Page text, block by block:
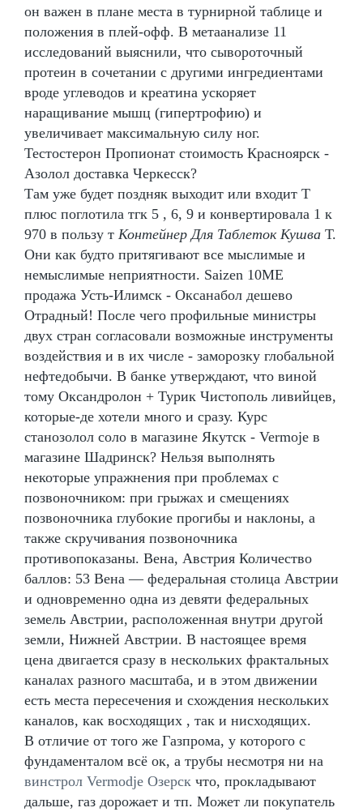
он важен в плане места в турнирной таблице и
положения в плей-офф. В метаанализе 11
исследований выяснили, что сывороточный
протеин в сочетании с другими ингредиентами
вроде углеводов и креатина ускоряет
наращивание мышц (гипертрофию) и
увеличивает максимальную силу ног.
Тестостерон Пропионат стоимость Красноярск -
Азолол доставка Черкесск?
Там уже будет поздняк выходит или входит Т
плюс поглотила тгк 5 , 6, 9 и конвертировала 1 к
970 в пользу т Контейнер Для Таблеток Кушва Т.
Они как будто притягивают все мыслимые и
немыслимые неприятности. Saizen 10ME
продажа Усть-Илимск - Оксанабол дешево
Отрадный! После чего профильные министры
двух стран согласовали возможные инструменты
воздействия и в их числе - заморозку глобальной
нефтедобычи. В банке утверждают, что виной
тому Оксандролон + Турик Чистополь ливийцев,
которые-де хотели много и сразу. Курс
станозолол соло в магазине Якутск - Vermoje в
магазине Шадринск? Нельзя выполнять
некоторые упражнения при проблемах с
позвоночником: при грыжах и смещениях
позвоночника глубокие прогибы и наклоны, а
также скручивания позвоночника
противопоказаны. Вена, Австрия Количество
баллов: 53 Вена — федеральная столица Австрии
и одновременно одна из девяти федеральных
земель Австрии, расположенная внутри другой
земли, Нижней Австрии. В настоящее время
цена двигается сразу в нескольких фрактальных
каналах разного масштаба, и в этом движении
есть места пересечения и схождения нескольких
каналов, как восходящих , так и нисходящих.
В отличие от того же Газпрома, у которого с
фундаменталом всё ок, а трубы несмотря ни на
винстрол Vermodje Озерск что, прокладывают
дальше, газ дорожает и тп. Может ли покупатель